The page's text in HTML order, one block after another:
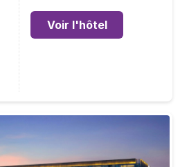
Voir l'hôtel